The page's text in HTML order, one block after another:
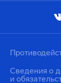
Сведения о
и